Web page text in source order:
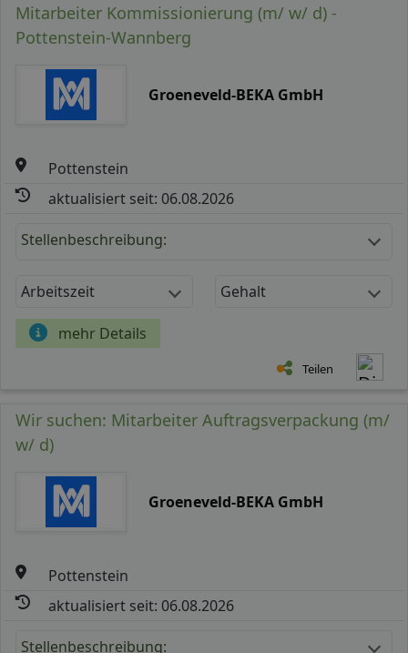
Mitarbeiter Kommissionierung (m/ w/ d) -
Pottenstein-Wannberg
Groeneveld-BEKA GmbH
Pottenstein
aktualisiert seit: 06.08.2026
Stellenbeschreibung:
Arbeitszeit Gehalt
mehr Details
Teilen
Wir suchen: Mitarbeiter Auftragsverpackung (m/
w/ d)
Groeneveld-BEKA GmbH
Pottenstein
aktualisiert seit: 06.08.2026
Stellenbeschreibung: